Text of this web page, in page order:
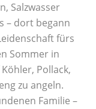
Salzwasser
– dort begann
fürs
Sommer in
Pollack,
zu angeln.
Familie –